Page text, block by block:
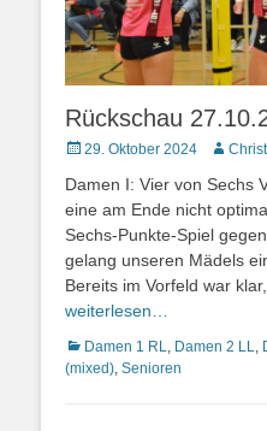
Rückschau
Posted
29. Oktober 2024 Autor
Damen I: Vier von Sechs
eine am Ende nicht
Sechs-Punkte-Spiel
gelang unseren Mädels
Bereits im Vorfeld war
weiterlesen…
Kategorien
Damen 1 RL, Damen 2 LL,
(mixed), Senioren